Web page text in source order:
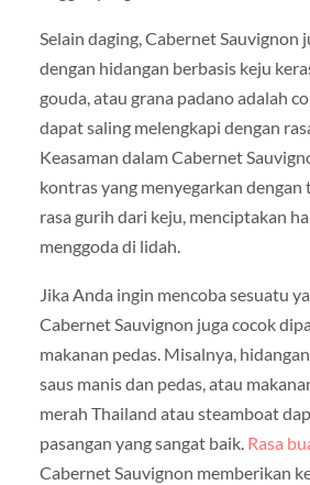
Selain daging, Cabernet Sauvignon
dengan hidangan berbasis keju
gouda, atau grana padano adalah
dapat saling melengkapi dengan
Keasaman dalam Cabernet
kontras yang menyegarkan dengan
rasa gurih dari keju, menciptakan
menggoda di lidah.
Jika Anda ingin mencoba sesuatu
Cabernet Sauvignon juga cocok
makanan pedas. Misalnya,
saus manis dan pedas, atau
merah Thailand atau steamboat
pasangan yang sangat baik. Rasa
Cabernet Sauvignon memberikan